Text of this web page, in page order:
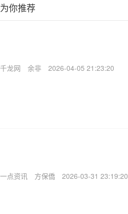
为你推荐
千龙网 余非 2026-04-05 21:23:20
一点资讯 方保僑 2026-03-31 23:19:20